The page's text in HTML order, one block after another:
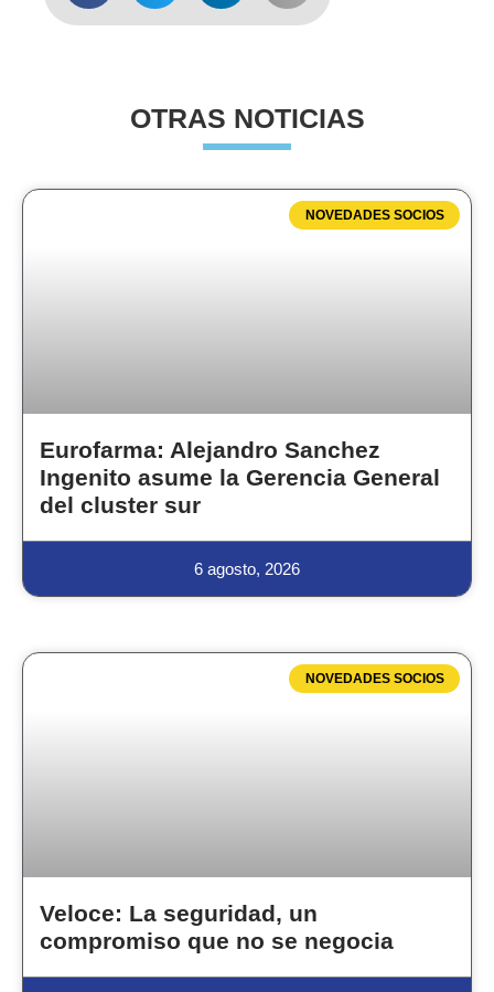
OTRAS NOTICIAS
NOVEDADES SOCIOS
Eurofarma: Alejandro Sanchez
Ingenito asume la Gerencia General
del cluster sur
6 agosto, 2026
NOVEDADES SOCIOS
Veloce: La seguridad, un
compromiso que no se negocia